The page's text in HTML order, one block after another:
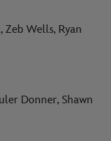
Zeb Wells, Ryan
Donner, Shawn